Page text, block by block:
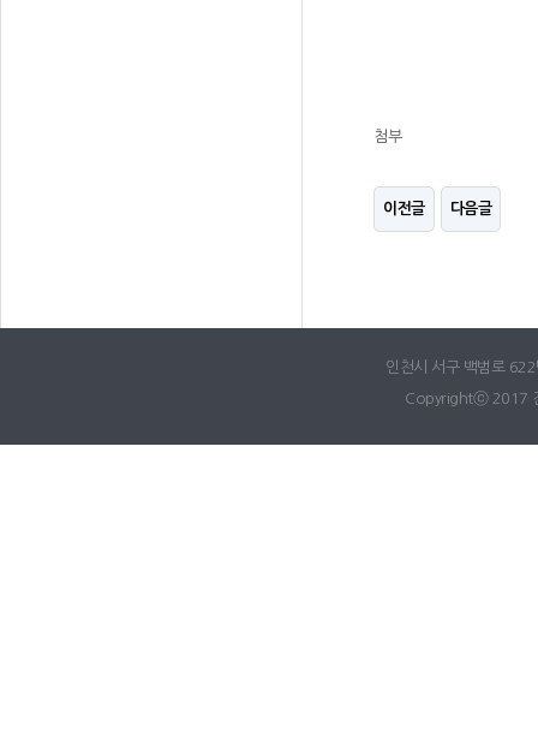
첨부
이전글 다음글
인천시 서구 백범로
Copyrightⓒ 2017